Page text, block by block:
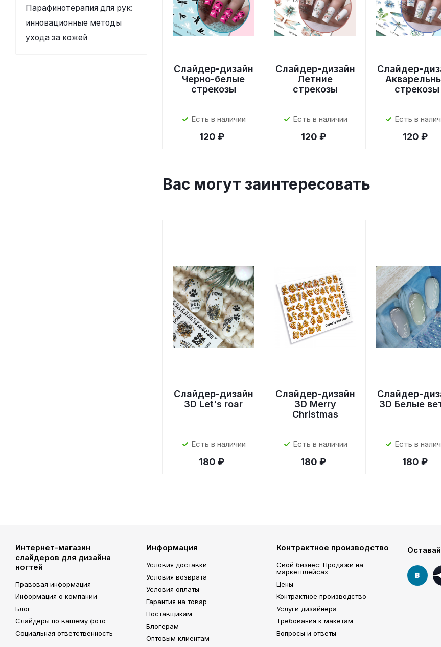
Слайдер-дизайн
Черно-белые
стрекозы
Есть в наличии
120 ₽
Слайдер-дизайн
Летние
стрекозы
Есть в наличии
120 ₽
Слайдер-
стрекозы
Есть в
120 ₽
Вас могут заинтересовать
Слайдер-дизайн
3D Let's roar
Есть в наличии
180 ₽
Слайдер-дизайн
3D Merry
Christmas
Есть в наличии
180 ₽
Слайдер-
3D Белые
Есть в
180 ₽
Парафинотерапия для рук:
инновационные методы
ухода за кожей
Интернет-магазин
слайдеров для дизайна
ногтей
Правовая информация
Информация о компании
Блог
Слайдеры по вашему фото
Социальная ответственность
Информация
Условия доставки
Условия возврата
Условия оплаты
Гарантия на товар
Поставщикам
Блогерам
Оптовым клиентам
Контрактное производство
Свой бизнес: Продажи на
маркетплейсах
Цены
Контрактное производство
Услуги дизайнера
Требования к макетам
Вопросы и ответы